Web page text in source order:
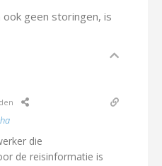
geen storingen, is
die
de reisinformatie is